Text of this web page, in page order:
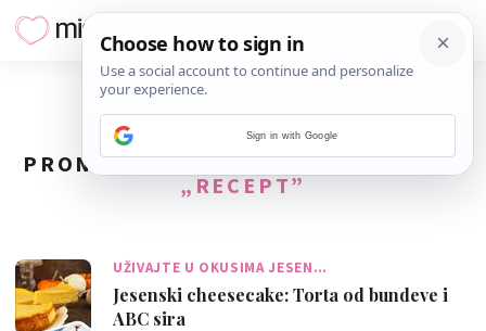
PRONAĐENO357REZULTATA ZA TAG
„RECEPT”
UŽIVAJTE U OKUSIMA JESEN…
Jesenski cheesecake: Torta od bundeve i
ABC sira
Sign in with Google